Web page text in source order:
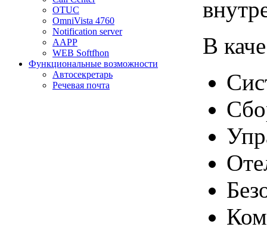
OTUC
OmniVista 4760
Notification server
AAPP
WEB Softfhon
Функциональные возможности
Автосекретарь
Речевая почта
В